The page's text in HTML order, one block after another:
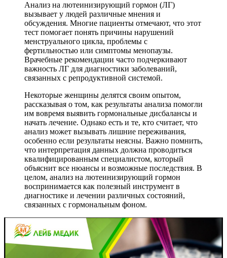
Анализ на лютеинизирующий гормон (ЛГ)
вызывает у людей различные мнения и
обсуждения. Многие пациенты отмечают, что этот
тест помогает понять причины нарушений
менструального цикла, проблемы с
фертильностью или симптомы менопаузы.
Врачебные рекомендации часто подчеркивают
важность ЛГ для диагностики заболеваний,
связанных с репродуктивной системой.
Некоторые женщины делятся своим опытом,
рассказывая о том, как результаты анализа помогли
им вовремя выявить гормональные дисбалансы и
начать лечение. Однако есть и те, кто считает, что
анализ может вызывать лишние переживания,
особенно если результаты неясны. Важно помнить,
что интерпретация данных должна проводиться
квалифицированным специалистом, который
объяснит все нюансы и возможные последствия. В
целом, анализ на лютеинизирующий гормон
воспринимается как полезный инструмент в
диагностике и лечении различных состояний,
связанных с гормональным фоном.